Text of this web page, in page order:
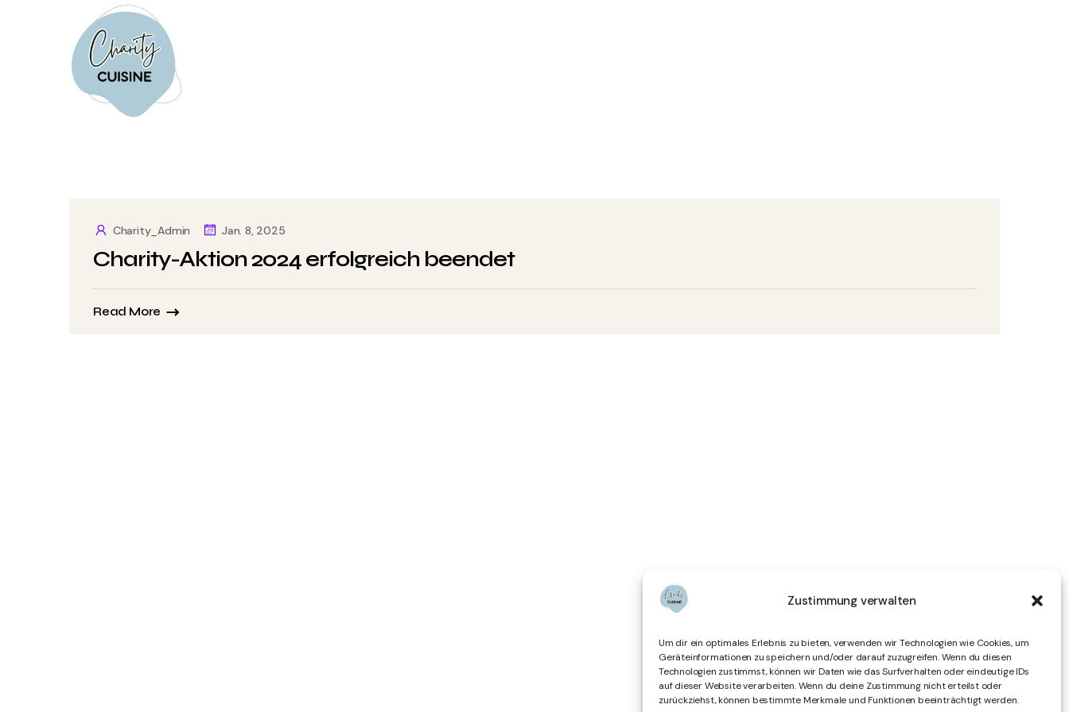
Zustimmung verwalten
Um dir ein optimales Erlebnis zu bieten, verwenden wir Technologien wie Cookies, um
Geräteinformationen zu speichern und/oder darauf zuzugreifen. Wenn du diesen
Technologien zustimmst, können wir Daten wie das Surfverhalten oder eindeutige IDs
auf dieser Website verarbeiten. Wenn du deine Zustimmung nicht erteilst oder
zurückziehst, können bestimmte Merkmale und Funktionen beeinträchtigt werden.
Charity_Admin Jan. 8, 2025
Charity-Aktion 2024 erfolgreich beendet
Read More